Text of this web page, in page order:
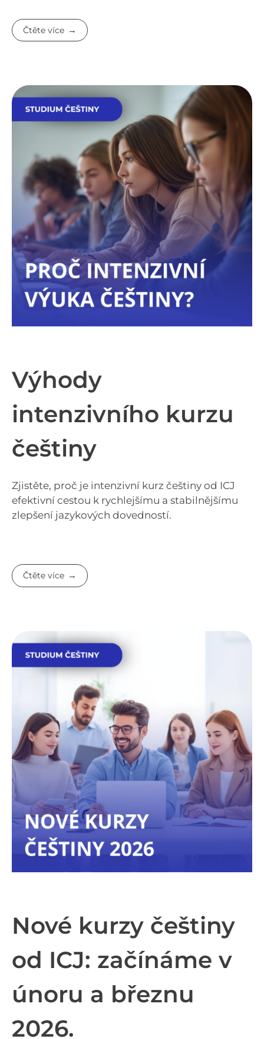
Čtěte více
Výhody
intenzivního kurzu
češtiny
Zjistěte, proč je intenzivní kurz češtiny od ICJ
efektivní cestou k rychlejšímu a stabilnějšímu
zlepšení jazykových dovedností.
Čtěte více
Nové kurzy češtiny
od ICJ: začínáme v
únoru a březnu
2026.